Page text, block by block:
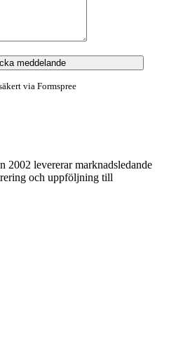
meddelande
via Formspree
2002 levererar marknadsledande
och uppföljning till